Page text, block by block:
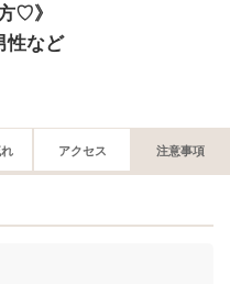
♡》
性など
アクセス 注意事項